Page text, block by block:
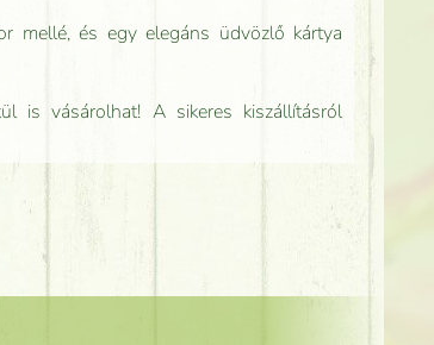
mellé, és egy elegáns üdvözlő kártya
is vásárolhat! A sikeres kiszállításról